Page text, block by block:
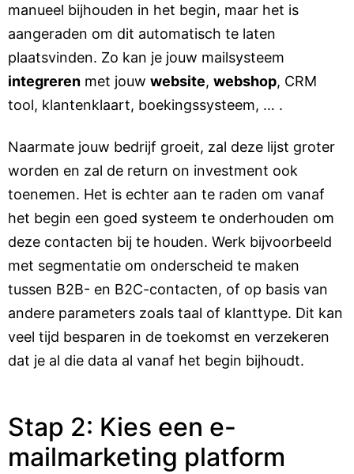
manueel bijhouden in het begin, maar het is
aangeraden om dit automatisch te laten
plaatsvinden. Zo kan je jouw mailsysteem
integreren met jouw website, webshop, CRM
tool, klantenklaart, boekingssysteem, … .
Naarmate jouw bedrijf groeit, zal deze lijst groter
worden en zal de return on investment ook
toenemen. Het is echter aan te raden om vanaf
het begin een goed systeem te onderhouden om
deze contacten bij te houden. Werk bijvoorbeeld
met segmentatie om onderscheid te maken
tussen B2B- en B2C-contacten, of op basis van
andere parameters zoals taal of klanttype. Dit kan
veel tijd besparen in de toekomst en verzekeren
dat je al die data al vanaf het begin bijhoudt.
Stap 2: Kies een e-
mailmarketing platform